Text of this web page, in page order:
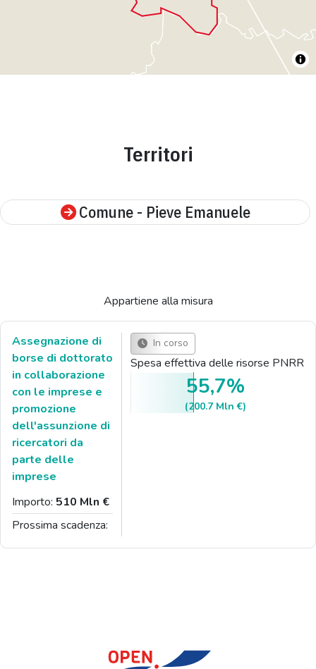
Territori
Comune - Pieve Emanuele
Appartiene alla misura
Assegnazione di
borse di dottorato
in collaborazione
con le imprese e
promozione
dell'assunzione di
ricercatori da
parte delle
imprese
Importo: 510 Mln €
Prossima scadenza:
In corso
Spesa effettiva delle risorse PNRR
55,7%
(200.7 Mln €)